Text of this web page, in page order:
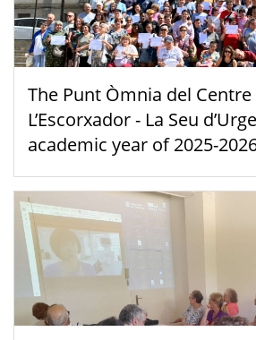
The Punt Òmnia del Centre
L’Escorxador - La Seu
academic year of 2025-